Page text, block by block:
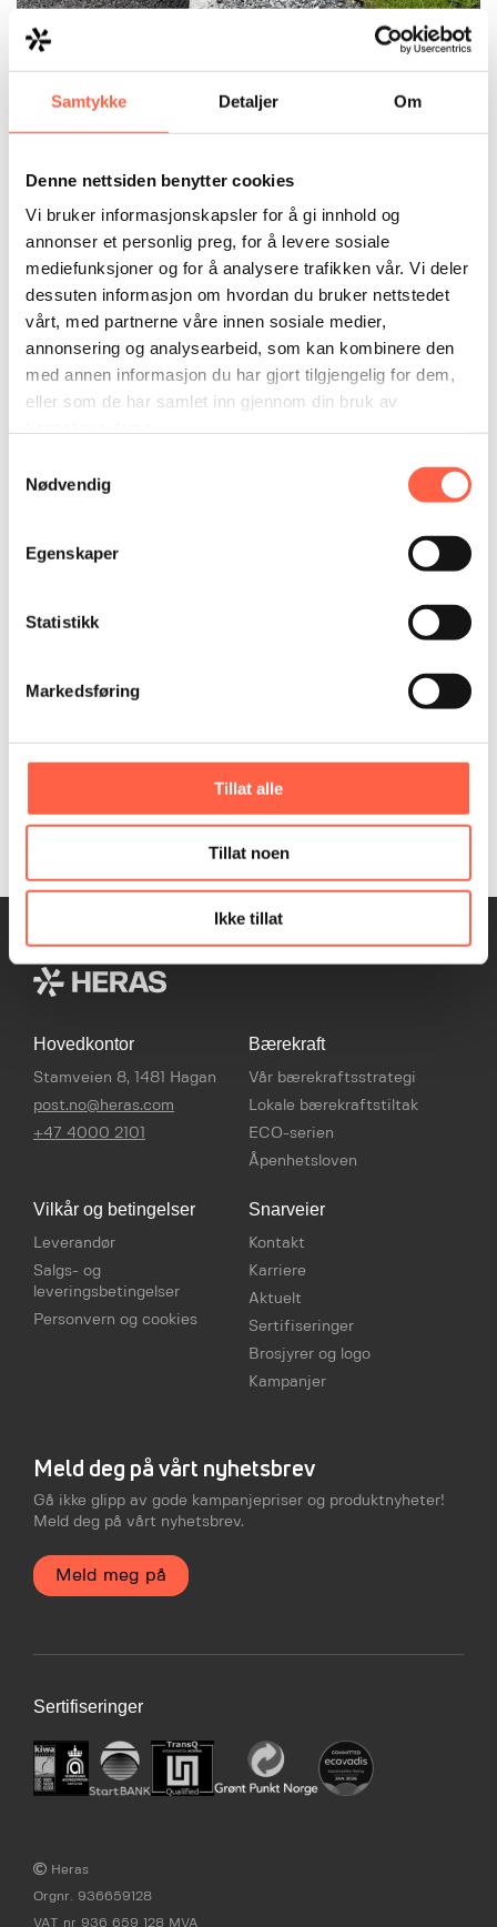
Samtykke Detaljer Om
Denne nettsiden benytter cookies
Vi bruker informasjonskapsler for å gi innhold og
annonser et personlig preg, for å levere sosiale
mediefunksjoner og for å analysere trafikken vår. Vi deler
dessuten informasjon om hvordan du bruker nettstedet
vårt, med partnerne våre innen sosiale medier,
annonsering og analysearbeid, som kan kombinere den
med annen informasjon du har gjort tilgjengelig for dem,
eller som de har samlet inn gjennom din bruk av
Nødvendig
Egenskaper
Statistikk
Markedsføring
Tillat alle
Tillat noen
Ikke tillat
Hovedkontor
Stamveien 8, 1481 Hagan
post.no@heras.com
+47 4000 2101
Bærekraft
Vår bærekraftsstrategi
Lokale bærekraftstiltak
ECO-serien
Åpenhetsloven
Vilkår og betingelser
Leverandør
Salgs- og
leveringsbetingelser
Personvern og cookies
Snarveier
Kontakt
Karriere
Aktuelt
Sertifiseringer
Brosjyrer og logo
Kampanjer
Meld deg på vårt nyhetsbrev
Gå ikke glipp av gode kampanjepriser og produktnyheter!
Meld deg på vårt nyhetsbrev.
Meld meg på
Sertifiseringer
Heras
Orgnr. 936659128
VAT nr 936 659 128 MVA